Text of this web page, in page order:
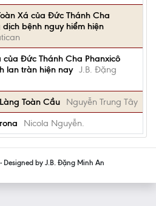
Xá của Đức Thánh Cha
bệnh nguy hiểm hiện
của Đức Thánh Cha Phanxicô
lan tràn hiện nay J.B. Đặng
Toàn Cầu
Nguyễn Trung Tây
Nicola Nguyễn.
by J.B. Đặng Minh An